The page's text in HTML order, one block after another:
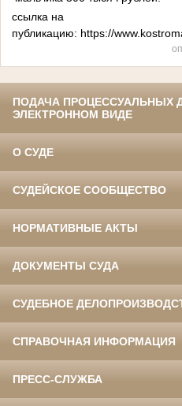
ссылка на
публикацию: https://
ПОДАЧА ПРОЦЕССУАЛЬНЫХ
ЭЛЕКТРОННОМ ВИДЕ
О СУДЕ
СУДЕЙСКОЕ СООБЩЕСТВО
НОРМАТИВНЫЕ АКТЫ
ДОКУМЕНТЫ СУДА
СУДЕБНОЕ
СПРАВОЧНАЯ ИНФОРМАЦИЯ
ПРЕСС-СЛУЖБА